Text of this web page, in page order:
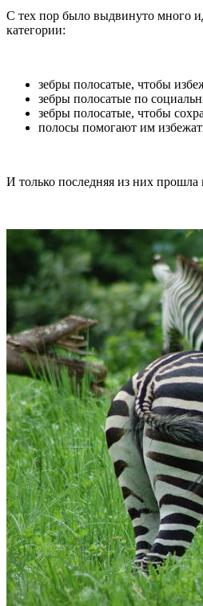
С тех пор было выдвинуто много
категории:
зебры полосатые, чтобы
зебры полосатые по
зебры полосатые, чтобы
полосы помогают им
И только последняя из них прошла